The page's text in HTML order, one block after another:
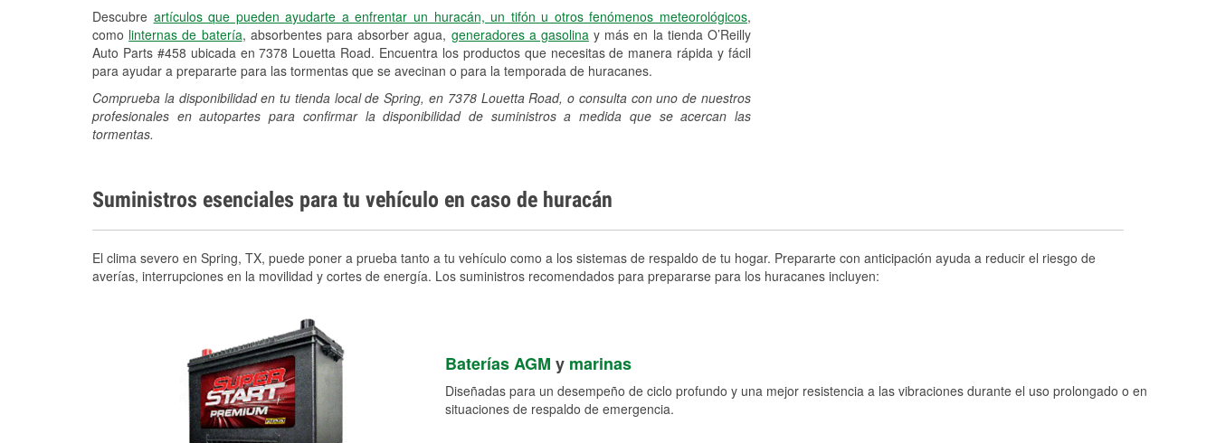
Descubre artículos que pueden ayudarte a enfrentar un huracán, un tifón u otros fenómenos meteorológicos,
como linternas de batería, absorbentes para absorber agua, generadores a gasolinay más en la tienda O’Reilly
Auto Parts #458 ubicada en 7378 Louetta Road. Encuentra los productos que necesitas de manera rápida y fácil
para ayudar a prepararte para las tormentas que se avecinan o para la temporada de huracanes.
Comprueba la disponibilidad en tu tienda local de Spring, en 7378 Louetta Road, o consulta con uno de nuestros
profesionales en autopartes para confirmar la disponibilidad de suministros a medida que se acercan las
tormentas.
Conoce más
Suministros esenciales para tu vehículo en caso de huracán
El clima severo en Spring, TX, puede poner a prueba tanto a tu vehículo como a los sistemas de respaldo de tu hogar. Prepararte con anticipación ayuda a reducir el riesgo de
averías, interrupciones en la movilidad y cortes de energía. Los suministros recomendados para prepararse para los huracanes incluyen:
Baterías AGM y marinas
Diseñadas para un desempeño de ciclo profundo y una mejor resistencia a las vibraciones durante el uso prolongado o en
situaciones de respaldo de emergencia.